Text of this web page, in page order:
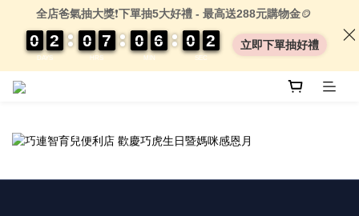
全店爸氣抽大獎❗下單抽5大好禮 - 最高送288元購物金🪙
DAYS
0
0
0
0 2
2
2
2
HRS
0
0
0
0 7
7
7
7
MIN
0
0
0
0 6
6
6
6
SEC
0
0
0
0 0
0
2
2
2
2 立即下單抽好禮